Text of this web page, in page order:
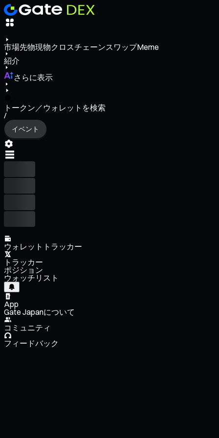
市場先物現物クロスチェーンスワップMeme
紹介
さらに表示
トークン／ウォレットを検索
/
イベント
ウォレットトラッカー
トラッカー
ポジション
ウォッチリスト
App
Gate Japanについて
コミュニティ
フィードバック